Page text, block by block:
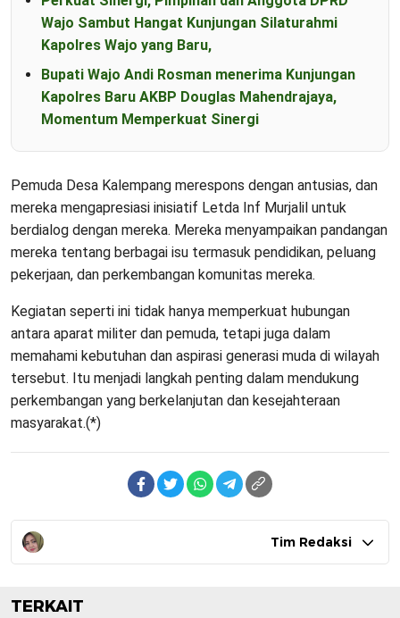
Wajo Sambut Hangat Kunjungan Silaturahmi
Kapolres Wajo yang Baru,
Bupati Wajo Andi Rosman menerima Kunjungan
Kapolres Baru AKBP Douglas Mahendrajaya,
Momentum Memperkuat Sinergi
Pemuda Desa Kalempang merespons dengan antusias, dan
mereka mengapresiasi inisiatif Letda Inf Murjalil untuk
berdialog dengan mereka. Mereka menyampaikan pandangan
mereka tentang berbagai isu termasuk pendidikan, peluang
pekerjaan, dan perkembangan komunitas mereka.
Kegiatan seperti ini tidak hanya memperkuat hubungan
antara aparat militer dan pemuda, tetapi juga dalam
memahami kebutuhan dan aspirasi generasi muda di wilayah
tersebut. Itu menjadi langkah penting dalam mendukung
perkembangan yang berkelanjutan dan kesejahteraan
masyarakat.(*)
Tim Redaksi
TERKAIT